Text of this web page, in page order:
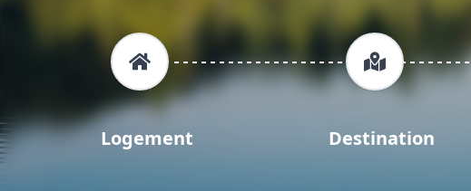
Logement Destination